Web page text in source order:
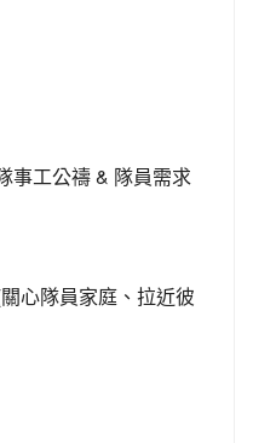
事工公禱 & 隊員需求
心隊員家庭、拉近彼